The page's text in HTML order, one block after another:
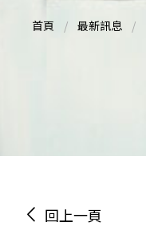
首頁 最新訊息
回上一頁